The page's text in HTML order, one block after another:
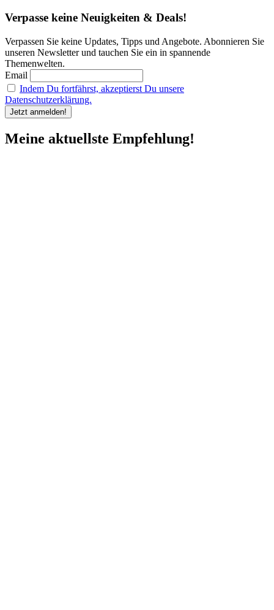
Verpasse keine Neuigkeiten & Deals!
Verpassen Sie keine Updates, Tipps und Angebote. Abonnieren Sie
unseren Newsletter und tauchen Sie ein in spannende
Themenwelten.
Email
Indem Du fortfährst, akzeptierst Du unsere
Datenschutzerklärung.
Meine aktuellste Empfehlung!